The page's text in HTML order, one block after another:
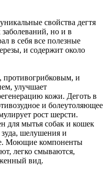
свойства дегтя
но и в
в себя все полезные
и содержит около
и
улучшает
кожи. Деготь в
и болеутоляющее
рост шерсти.
для мытья собак и кошек
шелушения и
Моющие компоненты
легко смываются,
вид.